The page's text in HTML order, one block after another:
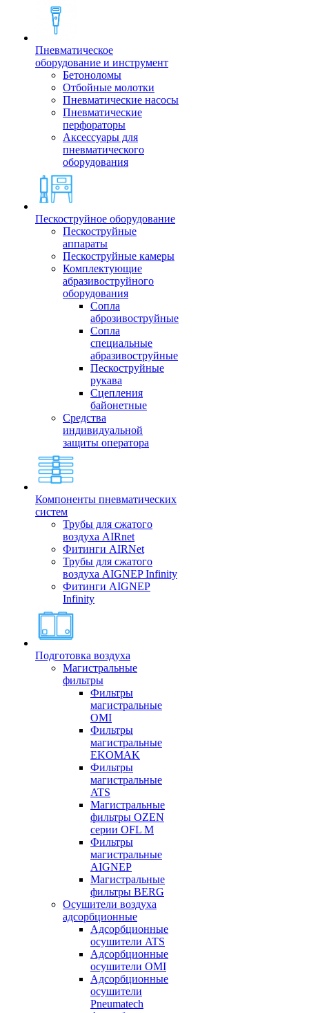
Пневматическое
оборудование и инструмент
Бетоноломы
Отбойные молотки
Пневматические насосы
Пневматические
перфораторы
Аксессуары для
пневматического
оборудования
Пескоструйное оборудование
Пескоструйные
аппараты
Пескоструйные камеры
Комплектующие
абразивоструйного
оборудования
Сопла
аброзивоструйные
Сопла
специальные
абразивоструйные
Пескоструйные
рукава
Сцепления
байонетные
Средства
индивидуальной
защиты оператора
Компоненты пневматических
систем
Трубы для сжатого
воздуха AIRnet
Фитинги AIRNet
Трубы для сжатого
воздуха AIGNEP Infinity
Фитинги AIGNEP
Infinity
Подготовка воздуха
Магистральные
фильтры
Фильтры
магистральные
OMI
Фильтры
магистральные
EKOMAK
Фильтры
магистральные
ATS
Магистральные
фильтры OZEN
серии OFL M
Фильтры
магистральные
AIGNEP
Магистральные
фильтры BERG
Осушители воздуха
адсорбционные
Адсорбционные
осушители ATS
Адсорбционные
осушители OMI
Адсорбционные
осушители
Pneumatech